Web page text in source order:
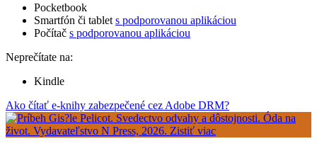
Pocketbook
Smartfón či tablet s podporovanou aplikáciou
Počítač s podporovanou aplikáciou
Neprečítate na:
Kindle
Ako čítať e-knihy zabezpečené cez Adobe DRM?